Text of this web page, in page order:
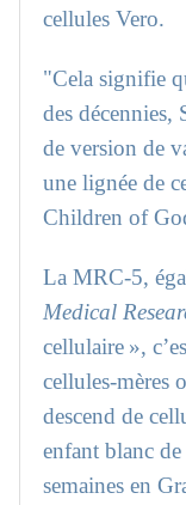
cellules Vero.
"Cela signifie
des décennies,
de version de
une lignée de
Children of
La MRC-5,
Medical
cellulaire »,
cellules-mères
descend de
enfant blanc
semaines en